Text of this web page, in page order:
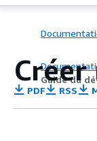
Guide du
PDF RSS